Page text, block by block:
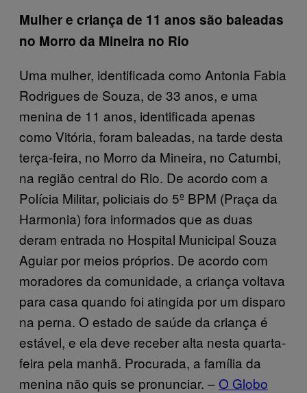
Mulher e criança de 11 anos são baleadas
no Morro da Mineira no Rio
Uma mulher, identificada como Antonia Fabia
Rodrigues de Souza, de 33 anos, e uma
menina de 11 anos, identificada apenas
como Vitória, foram baleadas, na tarde desta
terça-feira, no Morro da Mineira, no Catumbi,
na região central do Rio. De acordo com a
Polícia Militar, policiais do 5º BPM (Praça da
Harmonia) fora informados que as duas
deram entrada no Hospital Municipal Souza
Aguiar por meios próprios. De acordo com
moradores da comunidade, a criança voltava
para casa quando foi atingida por um disparo
na perna. O estado de saúde da criança é
estável, e ela deve receber alta nesta quarta-
feira pela manhã. Procurada, a família da
menina não quis se pronunciar. –O Globo